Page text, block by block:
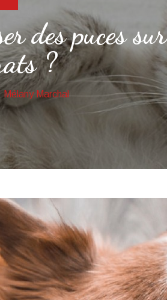
des puces sur
?
Mélany Marchal